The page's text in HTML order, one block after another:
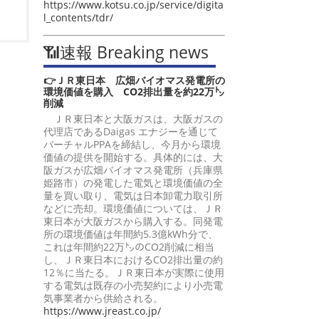
https://www.kotsu.co.jp/service/digita
l_contents/tdr/
📶速報 Breaking news
👉ＪＲ東日本 広畑バイオマス発電所の
環境価値を購入 CO2排出量を約22万㌧
削減
ＪＲ東日本と大阪ガスは、大阪ガスの
代理店であるDaigas エナジーを通じて
バーチャルPPAを締結し、今月から環境
価値の提供を開始する。具体的には、大
阪ガスが広畑バイオマス発電所（兵庫県
姫路市）の発電した電気と環境価値の全
量を買い取り、電気は日本卸電力取引所
などに売却。環境価値については、ＪＲ
東日本が大阪ガスから購入する。同発電
所の環境価値は年間約5.3億kWh分で、
これは年間約22万㌧のCO2削減に相当
し、ＪＲ東日本におけるCO2排出量の約
12％に当たる。ＪＲ東日本が実際に使用
する電気は既存の小売契約により小売電
気事業者から供給される。
https://www.jreast.co.jp/